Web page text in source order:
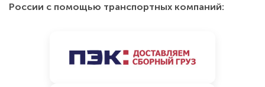
России с помощью транспортных компаний: